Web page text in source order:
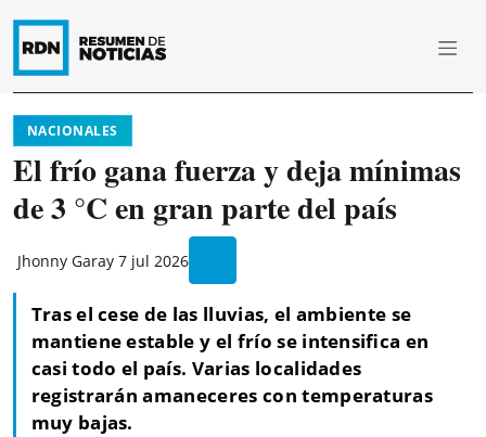
NACIONALES
El frío gana fuerza y deja mínimas
de 3 °C en gran parte del país
Jhonny Garay 7 jul 2026
Tras el cese de las lluvias, el ambiente se
mantiene estable y el frío se intensifica en
casi todo el país. Varias localidades
registrarán amaneceres con temperaturas
muy bajas.